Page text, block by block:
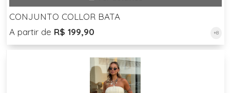
CONJUNTO COLLOR BATA
A partir de R$ 199,90 +8